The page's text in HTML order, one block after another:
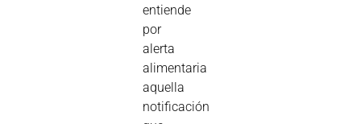
entiende
por
alerta
alimentaria
aquella
notificación